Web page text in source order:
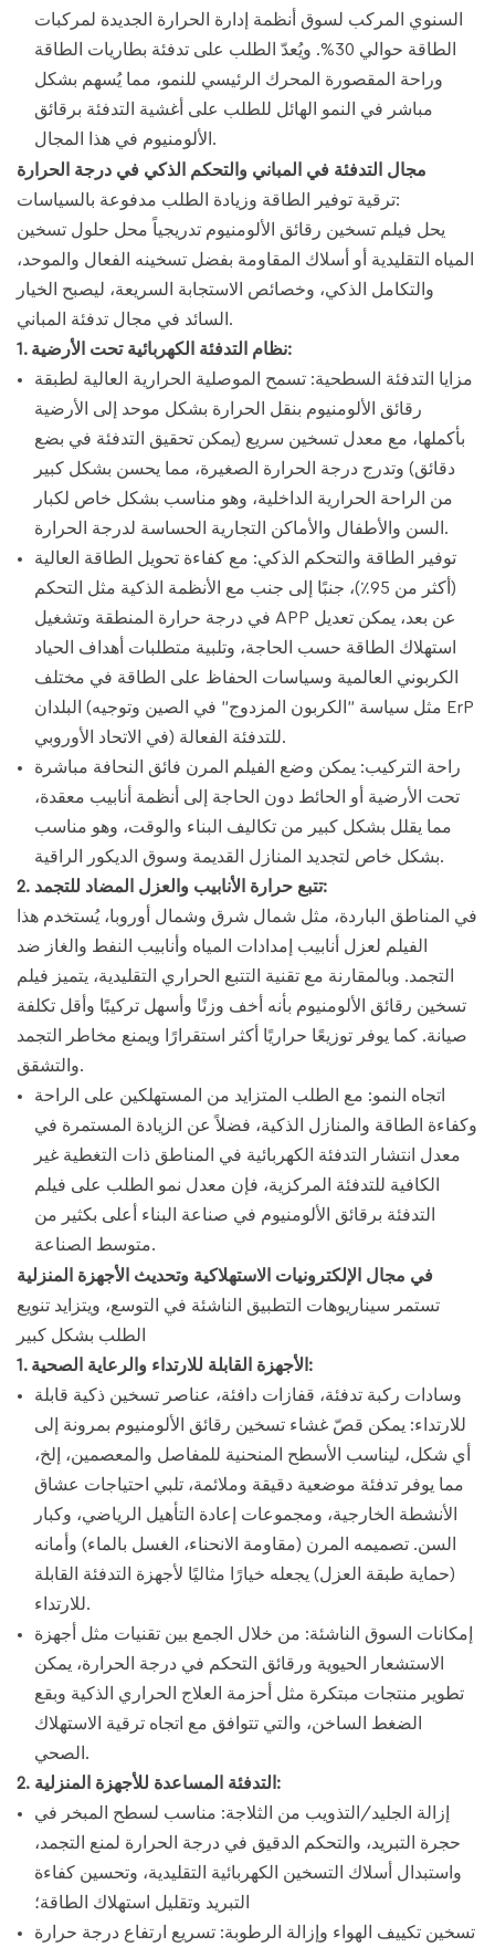
السنوي المركب لسوق أنظمة إدارة الحرارة الجديدة لمركبات
الطاقة حوالي 30%. ويُعدّ الطلب على تدفئة بطاريات الطاقة
وراحة المقصورة المحرك الرئيسي للنمو، مما يُسهم بشكل
مباشر في النمو الهائل للطلب على أغشية التدفئة برقائق
الألومنيوم في هذا المجال.
مجال التدفئة في المباني والتحكم الذكي في درجة الحرارة
ترقية توفير الطاقة وزيادة الطلب مدفوعة بالسياسات:
يحل فيلم تسخين رقائق الألومنيوم تدريجياً محل حلول تسخين
المياه التقليدية أو أسلاك المقاومة بفضل تسخينه الفعال والموحد،
والتكامل الذكي، وخصائص الاستجابة السريعة، ليصبح الخيار
السائد في مجال تدفئة المباني.
1. نظام التدفئة الكهربائية تحت الأرضية:
مزايا التدفئة السطحية: تسمح الموصلية الحرارية العالية لطبقة
رقائق الألومنيوم بنقل الحرارة بشكل موحد إلى الأرضية
بأكملها، مع معدل تسخين سريع (يمكن تحقيق التدفئة في بضع
دقائق) وتدرج درجة الحرارة الصغيرة، مما يحسن بشكل كبير
من الراحة الحرارية الداخلية، وهو مناسب بشكل خاص لكبار
السن والأطفال والأماكن التجارية الحساسة لدرجة الحرارة.
توفير الطاقة والتحكم الذكي: مع كفاءة تحويل الطاقة العالية
(أكثر من 95٪)، جنبًا إلى جنب مع الأنظمة الذكية مثل التحكم
في درجة حرارة المنطقة وتشغيل APP عن بعد، يمكن تعديل
استهلاك الطاقة حسب الحاجة، وتلبية متطلبات أهداف الحياد
الكربوني العالمية وسياسات الحفاظ على الطاقة في مختلف
البلدان (مثل سياسة "الكربون المزدوج" في الصين وتوجيه ErP
في الاتحاد الأوروبي) للتدفئة الفعالة.
راحة التركيب: يمكن وضع الفيلم المرن فائق النحافة مباشرة
تحت الأرضية أو الحائط دون الحاجة إلى أنظمة أنابيب معقدة،
مما يقلل بشكل كبير من تكاليف البناء والوقت، وهو مناسب
بشكل خاص لتجديد المنازل القديمة وسوق الديكور الراقية.
2. تتبع حرارة الأنابيب والعزل المضاد للتجمد:
في المناطق الباردة، مثل شمال شرق وشمال أوروبا، يُستخدم هذا
الفيلم لعزل أنابيب إمدادات المياه وأنابيب النفط والغاز ضد
التجمد. وبالمقارنة مع تقنية التتبع الحراري التقليدية، يتميز فيلم
تسخين رقائق الألومنيوم بأنه أخف وزنًا وأسهل تركيبًا وأقل تكلفة
صيانة. كما يوفر توزيعًا حراريًا أكثر استقرارًا ويمنع مخاطر التجمد
والتشقق.
اتجاه النمو: مع الطلب المتزايد من المستهلكين على الراحة
وكفاءة الطاقة والمنازل الذكية، فضلاً عن الزيادة المستمرة في
معدل انتشار التدفئة الكهربائية في المناطق ذات التغطية غير
الكافية للتدفئة المركزية، فإن معدل نمو الطلب على فيلم
التدفئة برقائق الألومنيوم في صناعة البناء أعلى بكثير من
متوسط الصناعة.
في مجال الإلكترونيات الاستهلاكية وتحديث الأجهزة المنزلية
تستمر سيناريوهات التطبيق الناشئة في التوسع، ويتزايد تنويع
الطلب بشكل كبير
1. الأجهزة القابلة للارتداء والرعاية الصحية:
وسادات ركبة تدفئة، قفازات دافئة، عناصر تسخين ذكية قابلة
للارتداء: يمكن قصّ غشاء تسخين رقائق الألومنيوم بمرونة إلى
أي شكل، ليناسب الأسطح المنحنية للمفاصل والمعصمين، إلخ،
مما يوفر تدفئة موضعية دقيقة وملائمة، تلبي احتياجات عشاق
الأنشطة الخارجية، ومجموعات إعادة التأهيل الرياضي، وكبار
السن. تصميمه المرن (مقاومة الانحناء، الغسل بالماء) وأمانه
(حماية طبقة العزل) يجعله خيارًا مثاليًا لأجهزة التدفئة القابلة
للارتداء.
إمكانات السوق الناشئة: من خلال الجمع بين تقنيات مثل أجهزة
الاستشعار الحيوية ورقائق التحكم في درجة الحرارة، يمكن
تطوير منتجات مبتكرة مثل أحزمة العلاج الحراري الذكية وبقع
الضغط الساخن، والتي تتوافق مع اتجاه ترقية الاستهلاك
الصحي.
2. التدفئة المساعدة للأجهزة المنزلية:
إزالة الجليد/التذويب من الثلاجة: مناسب لسطح المبخر في
حجرة التبريد، والتحكم الدقيق في درجة الحرارة لمنع التجمد،
واستبدال أسلاك التسخين الكهربائية التقليدية، وتحسين كفاءة
التبريد وتقليل استهلاك الطاقة؛
تسخين تكييف الهواء وإزالة الرطوبة: تسريع ارتفاع درجة حرارة